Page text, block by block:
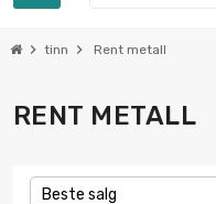
chevron_right tinn chevron_right Rent metall
RENT METALL
Beste salg